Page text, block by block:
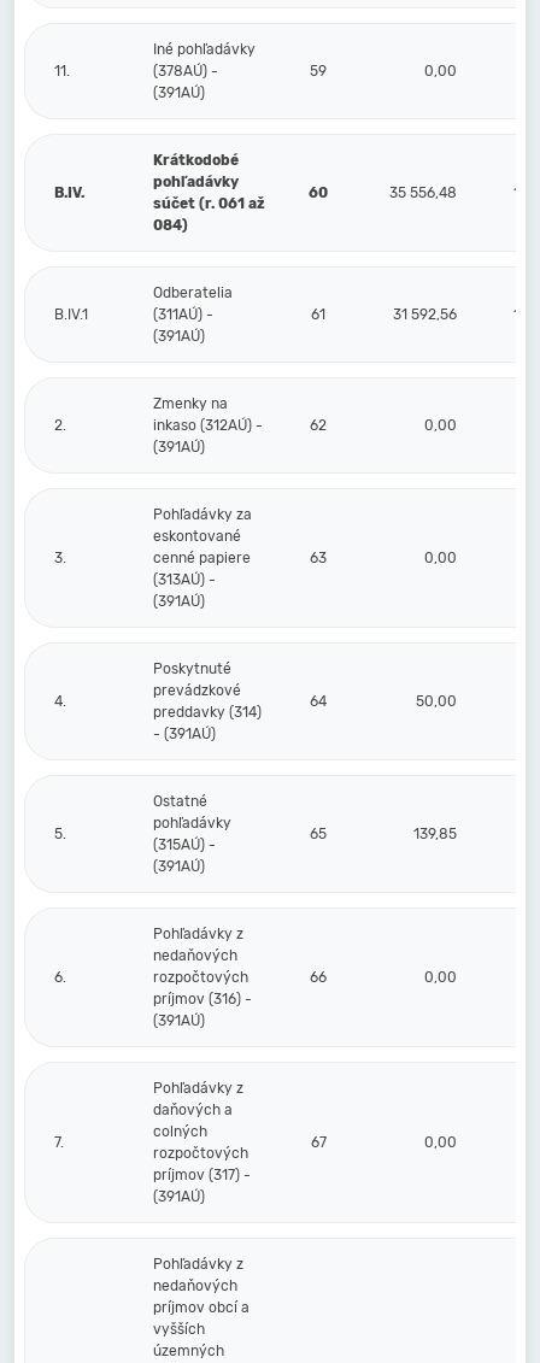
11.
Iné pohľadávky
(378AÚ) -
(391AÚ)
59 0,00
B.IV.
Krátkodobé
pohľadávky
súčet (r. 061 až
084)
60 35 556,48 13
B.IV.1
Odberatelia
(311AÚ) -
(391AÚ)
61 31 592,56 13
2.
Zmenky na
inkaso (312AÚ) -
(391AÚ)
62 0,00
3.
Pohľadávky za
eskontované
cenné papiere
(313AÚ) -
(391AÚ)
63 0,00
4.
Poskytnuté
prevádzkové
preddavky (314)
- (391AÚ)
64 50,00
5.
Ostatné
pohľadávky
(315AÚ) -
(391AÚ)
65 139,85
6.
Pohľadávky z
nedaňových
rozpočtových
príjmov (316) -
(391AÚ)
66 0,00
7.
Pohľadávky z
daňových a
colných
rozpočtových
príjmov (317) -
(391AÚ)
67 0,00
Pohľadávky z
nedaňových
príjmov obcí a
vyšších
územných